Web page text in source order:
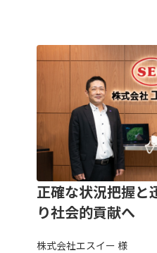
正確な状況把握と
り社会的貢献へ
株式会社エスイー 様